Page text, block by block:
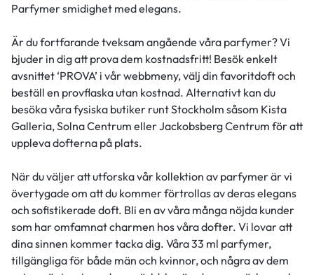
Parfymer smidighet med elegans.
Är du fortfarande tveksam angående våra parfymer? Vi
bjuder in dig att prova dem kostnadsfritt! Besök enkelt
avsnittet ‘PROVA’ i vår webbmeny, välj din favoritdoft och
beställ en provflaska utan kostnad. Alternativt kan du
besöka våra fysiska butiker runt Stockholm såsom Kista
Galleria, Solna Centrum eller Jackobsberg Centrum för att
uppleva dofterna på plats.
När du väljer att utforska vår kollektion av parfymer är vi
övertygade om att du kommer förtrollas av deras elegans
och sofistikerade doft. Bli en av våra många nöjda kunder
som har omfamnat charmen hos våra dofter. Vi lovar att
dina sinnen kommer tacka dig. Våra 33 ml parfymer,
tillgängliga för både män och kvinnor, och några av dem